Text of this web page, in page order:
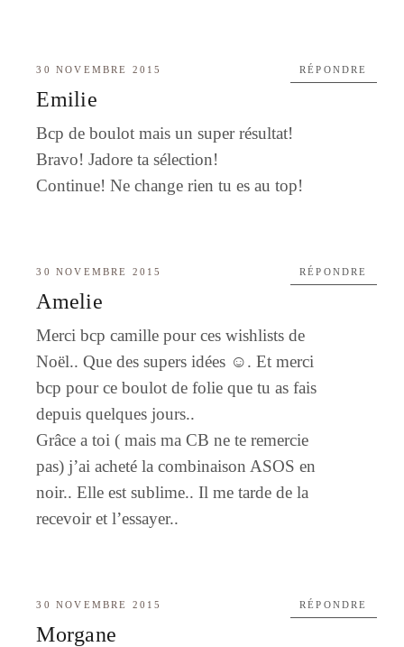
30 NOVEMBRE 2015
Emilie
Bcp de boulot mais un super résultat!
Bravo! Jadore ta sélection!
Continue! Ne change rien tu es au top!
RÉPONDRE
30 NOVEMBRE 2015
Amelie
Merci bcp camille pour ces wishlists de
Noël.. Que des supers idées ☺. Et merci
bcp pour ce boulot de folie que tu as fais
depuis quelques jours..
Grâce a toi ( mais ma CB ne te remercie
pas) j’ai acheté la combinaison ASOS en
noir.. Elle est sublime.. Il me tarde de la
recevoir et l’essayer..
RÉPONDRE
30 NOVEMBRE 2015
Morgane
RÉPONDRE